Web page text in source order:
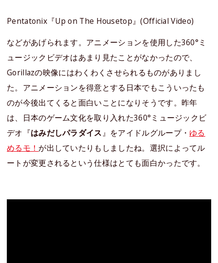
Pentatonix『Up on The Housetop』(Official Video)
などがあげられます。アニメーションを使用した360°ミ
ュージックビデオはあまり見たことがなかったので、
Gorillazの映像にはわくわくさせられるものがありまし
た。アニメーションを得意とする日本でもこういったも
のが今後出てくると面白いことになりそうです。昨年
は、日本のゲーム文化を取り入れた360°ミュージックビ
デオ『はみだしパラダイス』をアイドルグループ・ ゆる
めるモ！が出していたりもしましたね。選択によってル
ートが変更されるという仕様はとても面白かったです。